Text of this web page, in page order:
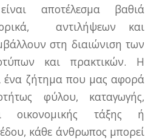
αποτέλεσμα βαθιά
αντιλήψεων και
στη διαιώνιση των
και πρακτικών. Η
ένα ζήτημα που μας αφορά
φύλου, καταγωγής,
οικονομικής τάξης ή
κάθε άνθρωπος μπορεί